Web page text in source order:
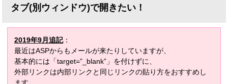
タブ(別ウィンドウ)で開きたい！
2019年9月追記：
最近はASPからもメールが来たりしていますが、
基本的には「target=”_blank”」を付けずに、
外部リンクは内部リンクと同じリンクの貼り方をおすすめし